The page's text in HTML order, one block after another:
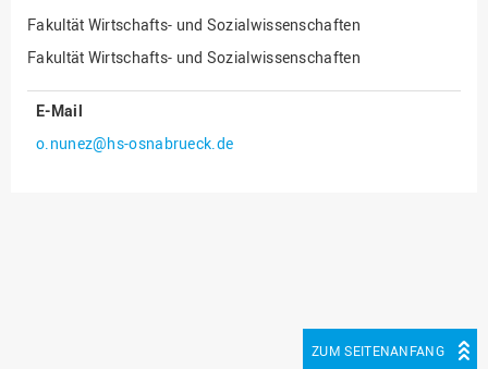
Hochschulplanung/-
strategie
Fakultät Wirtschafts- und Sozialwissenschaften
Fakultät Wirtschafts- und Sozialwissenschaften
E-Mail
o.nunez@hs-osnabrueck.de
ZUM SEITENANFANG